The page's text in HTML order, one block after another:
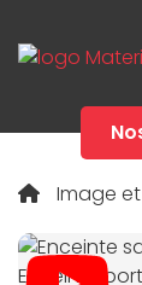
Image